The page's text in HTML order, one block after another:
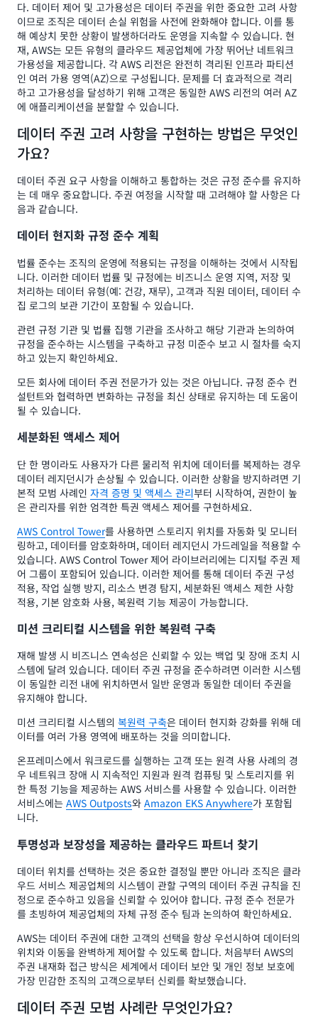
다. 데이터 제어 및 고가용성은 데이터 주권을 위한 중요한 고려 사항
이므로 조직은 데이터 손실 위험을 사전에 완화해야 합니다. 이를 통
해 예상치 못한 상황이 발생하더라도 운영을 지속할 수 있습니다. 현
재, AWS는 모든 유형의 클라우드 제공업체에 가장 뛰어난 네트워크
가용성을 제공합니다. 각 AWS 리전은 완전히 격리된 인프라 파티션
인 여러 가용 영역(AZ)으로 구성됩니다. 문제를 더 효과적으로 격리
하고 고가용성을 달성하기 위해 고객은 동일한 AWS 리전의 여러 AZ
에 애플리케이션을 분할할 수 있습니다.
데이터 주권 고려 사항을 구현하는 방법은 무엇인
가요?
데이터 주권 요구 사항을 이해하고 통합하는 것은 규정 준수를 유지하
는 데 매우 중요합니다. 주권 여정을 시작할 때 고려해야 할 사항은 다
음과 같습니다.
데이터 현지화 규정 준수 계획
법률 준수는 조직의 운영에 적용되는 규정을 이해하는 것에서 시작됩
니다. 이러한 데이터 법률 및 규정에는 비즈니스 운영 지역, 저장 및
처리하는 데이터 유형(예: 건강, 재무), 고객과 직원 데이터, 데이터 수
집 로그의 보관 기간이 포함될 수 있습니다.
관련 규정 기관 및 법률 집행 기관을 조사하고 해당 기관과 논의하여
규정을 준수하는 시스템을 구축하고 규정 미준수 보고 시 절차를 숙지
하고 있는지 확인하세요.
모든 회사에 데이터 주권 전문가가 있는 것은 아닙니다. 규정 준수 컨
설턴트와 협력하면 변화하는 규정을 최신 상태로 유지하는 데 도움이
될 수 있습니다.
세분화된 액세스 제어
단 한 명이라도 사용자가 다른 물리적 위치에 데이터를 복제하는 경우
데이터 레지던시가 손상될 수 있습니다. 이러한 상황을 방지하려면 기
본적 모범 사례인 자격 증명 및 액세스 관리부터 시작하여, 권한이 높
은 관리자를 위한 엄격한 특권 액세스 제어를 구현하세요.
AWS Control Tower를 사용하면 스토리지 위치를 자동화 및 모니터
링하고, 데이터를 암호화하며, 데이터 레지던시 가드레일을 적용할 수
있습니다. AWS Control Tower 제어 라이브러리에는 디지털 주권 제
어 그룹이 포함되어 있습니다. 이러한 제어를 통해 데이터 주권 구성
적용, 작업 실행 방지, 리소스 변경 탐지, 세분화된 액세스 제한 사항
적용, 기본 암호화 사용, 복원력 기능 제공이 가능합니다.
미션 크리티컬 시스템을 위한 복원력 구축
재해 발생 시 비즈니스 연속성은 신뢰할 수 있는 백업 및 장애 조치 시
스템에 달려 있습니다. 데이터 주권 규정을 준수하려면 이러한 시스템
이 동일한 리전 내에 위치하면서 일반 운영과 동일한 데이터 주권을
유지해야 합니다.
미션 크리티컬 시스템의 복원력 구축은 데이터 현지화 강화를 위해 데
이터를 여러 가용 영역에 배포하는 것을 의미합니다.
온프레미스에서 워크로드를 실행하는 고객 또는 원격 사용 사례의 경
우 네트워크 장애 시 지속적인 지원과 원격 컴퓨팅 및 스토리지를 위
한 특정 기능을 제공하는 AWS 서비스를 사용할 수 있습니다. 이러한
서비스에는 AWS Outposts와 Amazon EKS Anywhere가 포함됩
니다.
투명성과 보장성을 제공하는 클라우드 파트너 찾기
데이터 위치를 선택하는 것은 중요한 결정일 뿐만 아니라 조직은 클라
우드 서비스 제공업체의 시스템이 관할 구역의 데이터 주권 규칙을 진
정으로 준수하고 있음을 신뢰할 수 있어야 합니다. 규정 준수 전문가
를 초빙하여 제공업체의 자체 규정 준수 팀과 논의하여 확인하세요.
AWS는 데이터 주권에 대한 고객의 선택을 항상 우선시하여 데이터의
위치와 이동을 완벽하게 제어할 수 있도록 합니다. 처음부터 AWS의
주권 내재화 접근 방식은 세계에서 데이터 보안 및 개인 정보 보호에
가장 민감한 조직의 고객으로부터 신뢰를 확보했습니다.
데이터 주권 모범 사례란 무엇인가요?